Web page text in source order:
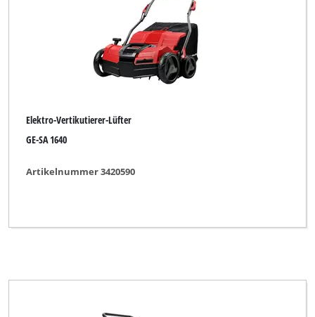
Elektro-Vertikutierer-Lüfter
GE-SA 1640
Artikelnummer 3420590